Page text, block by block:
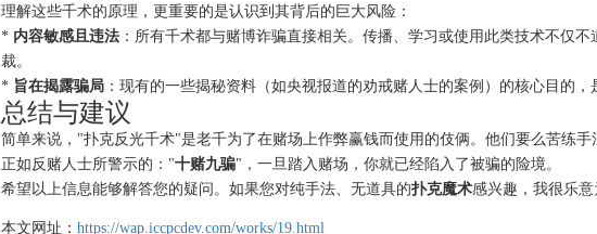
理解这些千术的原理，更重要的是认识到其背后的巨大风险：
* 内容敏感且违法：所有千术都与赌博诈骗直接相关。传播、学习或使用此类技术不仅
裁。
* 旨在揭露骗局：现有的一些揭秘资料（如央视报道的劝戒赌人士的案例）的核心目的，
总结与建议
简单来说，"扑克反光千术"是老千为了在赌场上作弊赢钱而使用的伎俩。他们要么苦练手
正如反赌人士所警示的："十赌九骗"，一旦踏入赌场，你就已经陷入了被骗的险境。
希望以上信息能够解答您的疑问。如果您对纯手法、无道具的扑克魔术感兴趣，我很乐意
本文网址： https://wap.iccpcdev.com/works/19.html